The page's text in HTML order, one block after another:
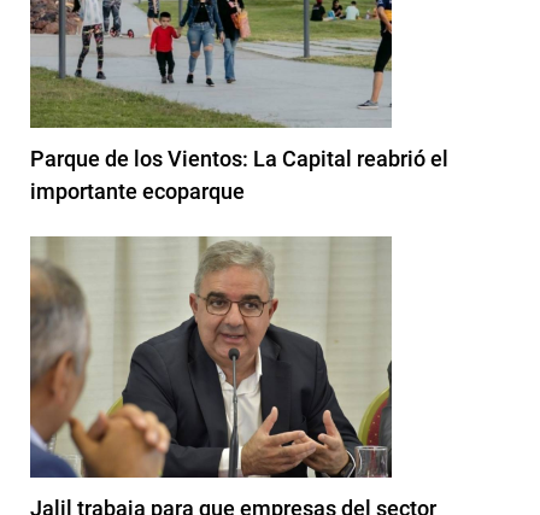
Parque de los Vientos: La Capital reabrió el
importante ecoparque
Jalil trabaja para que empresas del sector